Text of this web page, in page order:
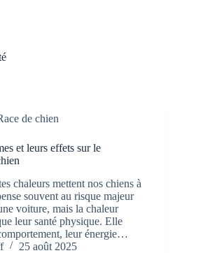
de chien
et leurs effets sur le
chaleurs mettent nos chiens à
souvent au risque majeur
voiture, mais la chaleur
leur santé physique. Elle
leur énergie…
25 août 2025